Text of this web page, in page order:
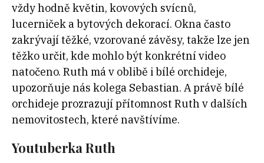
vždy hodně květin, kovových svícnů,
lucerniček a bytových dekorací. Okna často
zakrývají těžké, vzorované závěsy, takže lze jen
těžko určit, kde mohlo být konkrétní video
natočeno. Ruth má v oblibě i bílé orchideje,
upozorňuje nás kolega Sebastian. A právě bílé
orchideje prozrazují přítomnost Ruth v dalších
nemovitostech, které navštívíme.
Youtuberka Ruth